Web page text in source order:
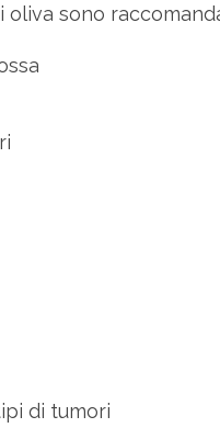
oliva sono
di tumori